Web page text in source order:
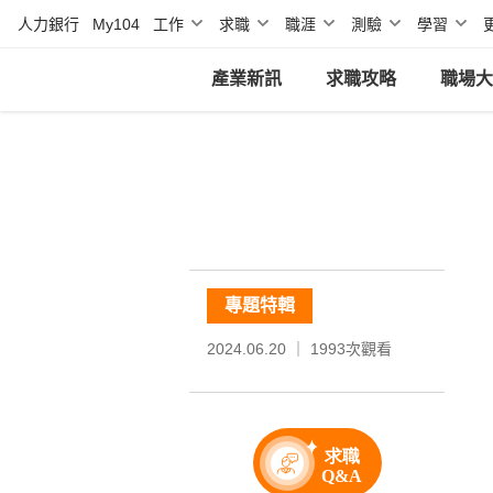
人力銀行 My104 工作 求職 職涯 測驗 學習
產業新訊 求職攻略 職場
專題特輯
2024.06.20 ｜ 1993次觀看